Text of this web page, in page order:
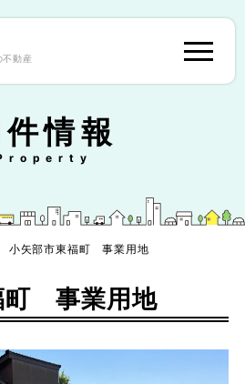
不動産
情報
小矢部市東福町 事業用地
町 事業用地